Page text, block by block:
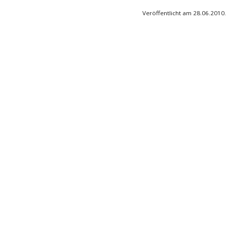
Veröffentlicht am 28.06.2010.